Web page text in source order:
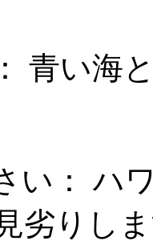
青い海
い： ハ
劣りし